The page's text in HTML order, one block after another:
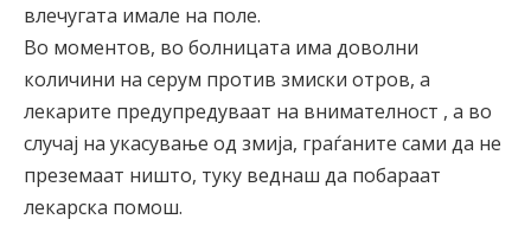
влечугата имале на поле.
Во моментов, во болницата има доволни
количини на серум против змиски отров, а
лекарите предупредуваат на внимателност , а во
случај на укасување од змија, граѓаните сами да не
преземаат ништо, туку веднаш да побараат
лекарска помош.